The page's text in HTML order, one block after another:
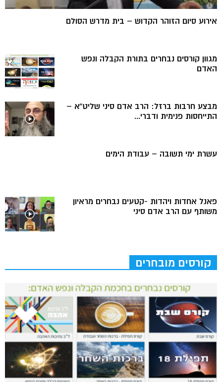
אירוע סיום הזוהר הקדוש – בית מדרש הסולם
מגוון קורסים נבחרים בתורת הקבלה ונפש
האדם
מבצע חרבות ברזל: הרב אדם סיני שליט”א –
התייחסות פנימית ודברי...
עשרת ימי תשובה – עבודת הימים
פאנל אחדות ויהדות -קטעים נבחרים מראיון
משותף עם הרב אדם סיני
קורסים מובחרים